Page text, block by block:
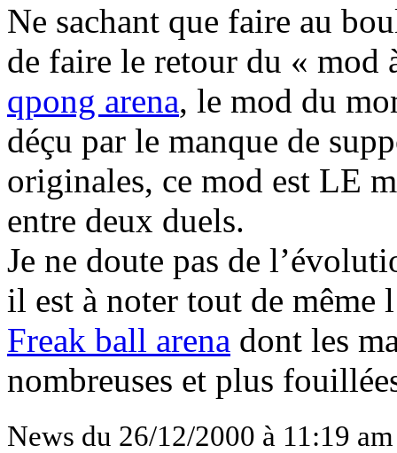
Ne sachant que faire au
de faire le retour du « mod
qpong arena, le mod du
déçu par le manque de
originales, ce mod est LE
entre deux duels.
Je ne doute pas de
il est à noter tout de même
Freak ball arena dont les
nombreuses et plus
News du 26/12/2000 à 11:19